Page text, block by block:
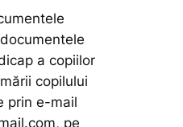
a copiilor
copilului
prin e-mail
pe